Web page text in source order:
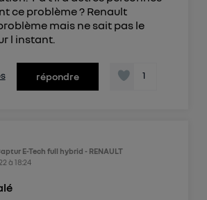
ce problème ? Renault
mais ne sait pas le
l instant.
répondre 1
E-Tech full hybrid - RENAULT
à 18:24